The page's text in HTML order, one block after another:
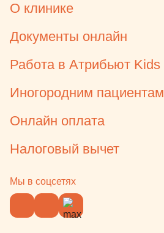
О клинике
Документы онлайн
Работа в Атрибьют Kids
Иногородним пациентам
Онлайн оплата
Налоговый вычет
Мы в соцсетях